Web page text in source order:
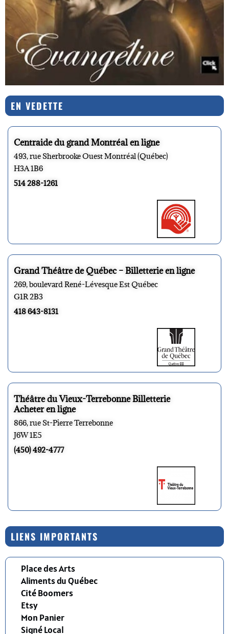
EN VEDETTE
Centraide du grand Montréal en ligne
493, rue Sherbrooke Ouest Montréal (Québec)
H3A 1B6
514 288-1261
Grand Théâtre de Québec – Billetterie en ligne
269, boulevard René-Lévesque Est Québec
G1R 2B3
418 643-8131
Théâtre du Vieux-Terrebonne Billetterie
Acheter en ligne
866, rue St-Pierre Terrebonne
J6W 1E5
(450) 492-4777
LIENS IMPORTANTS
Place des Arts
Aliments du Québec
Cité Boomers
Etsy
Mon Panier
Signé Local